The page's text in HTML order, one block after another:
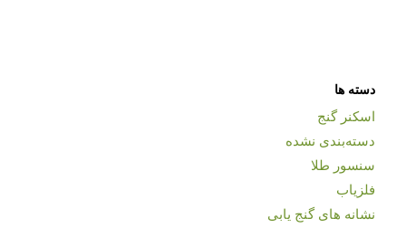
دسته ها
اسکنر گنج
دسته‌بندی نشده
سنسور طلا
فلزیاب
نشانه های گنج یابی